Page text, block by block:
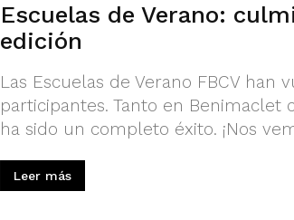
Escuelas de Verano:
edición
Las Escuelas de Verano FBCV han
participantes. Tanto en Benimaclet
ha sido un completo éxito. ¡Nos
Leer más